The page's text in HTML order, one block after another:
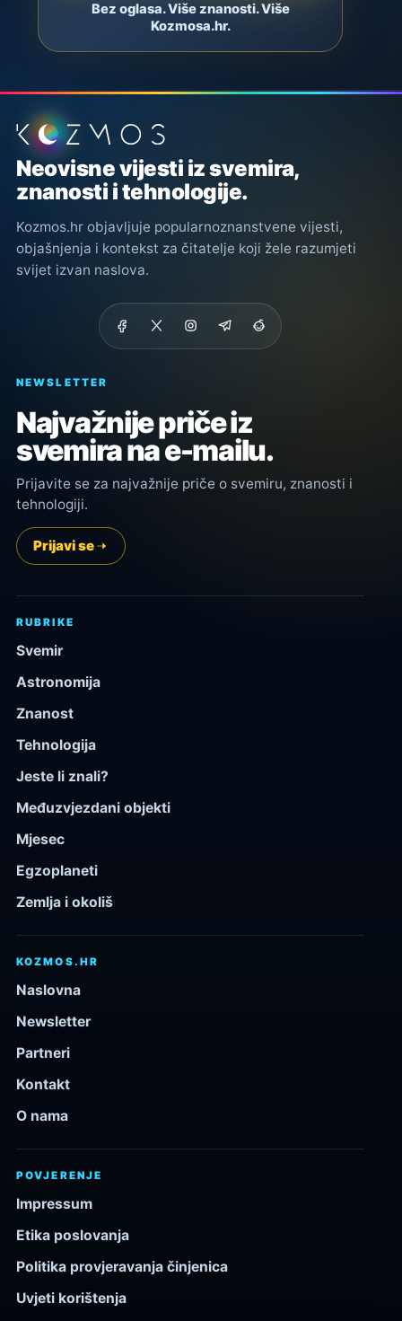
Bez oglasa. Više znanosti. Više
Kozmosa.hr.
Podnožje stranice
Neovisne vijesti iz svemira,
znanosti i tehnologije.
Kozmos.hr objavljuje popularnoznanstvene vijesti,
objašnjenja i kontekst za čitatelje koji žele razumjeti
svijet izvan naslova.
NEWSLETTER
Najvažnije priče iz
svemira na e-mailu.
Prijavite se za najvažnije priče o svemiru, znanosti i
tehnologiji.
Prijavi se
RUBRIKE
Svemir
Astronomija
Znanost
Tehnologija
Jeste li znali?
Međuzvjezdani objekti
Mjesec
Egzoplaneti
Zemlja i okoliš
KOZMOS.HR
Naslovna
Newsletter
Partneri
Kontakt
O nama
POVJERENJE
Impressum
Etika poslovanja
Politika provjeravanja činjenica
Uvjeti korištenja